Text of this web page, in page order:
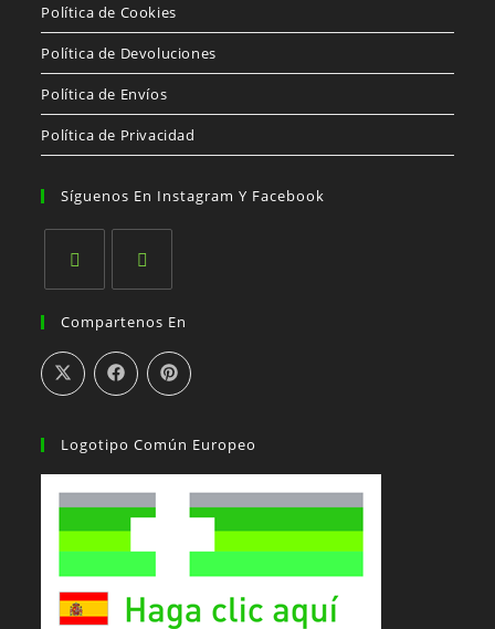
Política de Cookies
Política de Devoluciones
Política de Envíos
Política de Privacidad
Síguenos En Instagram Y Facebook
abre
en
una
pestaña
abre
en
una
pestaña
Compartenos En
Logotipo Común Europeo